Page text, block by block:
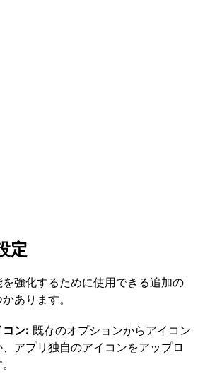
定
強化するために使用できる追加の
あります。
コン: 既存のオプションからアイコン
アプリ独自のアイコンをアップロ